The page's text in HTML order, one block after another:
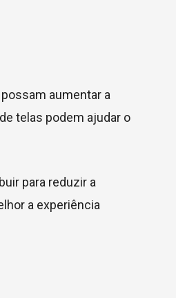
aumentar a
telas podem ajudar o
para reduzir a
a experiência